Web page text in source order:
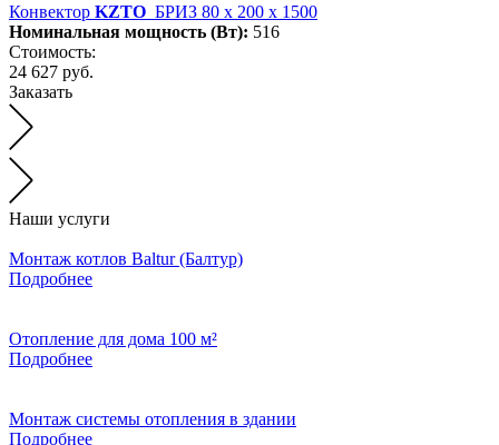
Конвектор KZTO БРИЗ 80 х 200 х 1500
Номинальная мощность (Вт): 516
Стоимость:
24 627 руб.
Заказать
Наши услуги
Монтаж котлов Baltur (Балтур)
Подробнее
Отопление для дома 100 м²
Подробнее
Монтаж системы отопления в здании
Подробнее